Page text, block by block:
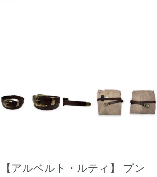
アルベルト・ルティ】 プン